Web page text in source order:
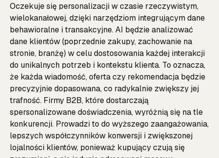
Oczekuje się personalizacji w czasie rzeczywistym,
wielokanałowej, dzięki narzędziom integrującym dane
behawioralne i transakcyjne. AI będzie analizować
dane klientów (poprzednie zakupy, zachowanie na
stronie, branżę) w celu dostosowania każdej interakcji
do unikalnych potrzeb i kontekstu klienta. To oznacza,
że każda wiadomość, oferta czy rekomendacja będzie
precyzyjnie dopasowana, co radykalnie zwiększy jej
trafność. Firmy B2B, które dostarczają
spersonalizowane doświadczenia, wyróżnią się na tle
konkurencji. Prowadzi to do wyższego zaangażowania,
lepszych współczynników konwersji i zwiększonej
lojalności klientów, ponieważ kupujący czują się